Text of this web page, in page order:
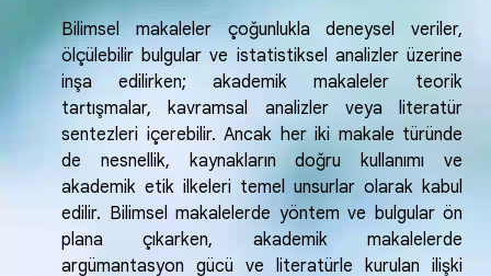
Bilimsel makaleler çoğunlukla deneysel veriler,
ölçülebilir bulgular ve istatistiksel analizler üzerine
inşa edilirken; akademik makaleler teorik
tartışmalar, kavramsal analizler veya literatür
sentezleri içerebilir. Ancak her iki makale türünde
de nesnellik, kaynakların doğru kullanımı ve
akademik etik ilkeleri temel unsurlar olarak kabul
edilir. Bilimsel makalelerde yöntem ve bulgular ön
plana çıkarken, akademik makalelerde
argümantasyon gücü ve literatürle kurulan ilişki